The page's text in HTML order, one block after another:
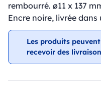
rembourré. ø11 x 137
Encre noire, livrée
Les produits
recevoir des